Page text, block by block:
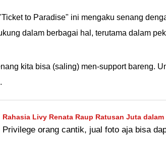
to Paradise" ini mengaku senang
dalam berbagai hal, terutama dalam
kita bisa (saling) men-support bareng.
Rahasia Livy Renata Raup Ratusan Juta
Eksklusif yang Bikin Fans Rela Kuras Kantong!
Privilege orang cantik, jual foto aja bisa